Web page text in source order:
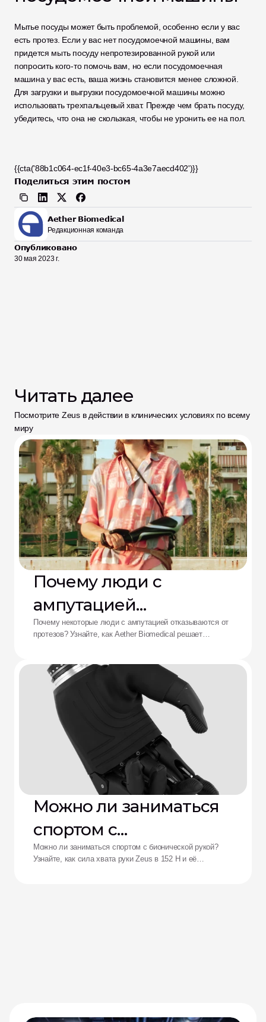
Мытье посуды может быть проблемой, особенно если у вас
есть протез. Если у вас нет посудомоечной машины, вам
придется мыть посуду непротезированной рукой или
попросить кого-то помочь вам, но если посудомоечная
машина у вас есть, ваша жизнь становится менее сложной.
Для загрузки и выгрузки посудомоечной машины можно
использовать трехпальцевый хват. Прежде чем брать посуду,
убедитесь, что она не скользкая, чтобы не уронить ее на пол.
{{cta('88b1c064-ec1f-40e3-bc65-4a3e7aecd402')}}
Поделиться этим постом
Aether Biomedical
Редакционная команда
Опубликовано
30 мая 2023 г.
Читать далее
Посмотрите Zeus в действии в клинических условиях по всему
миру
Почему люди с
ампутацией
отказываются от
Aether
Почему некоторые люди с ампутацией отказываются от
протезов? Узнайте, как Aether Biomedical решает
Можно ли заниматься
спортом с
бионической рукой?
Можно ли заниматься спортом с бионической рукой?
Узнайте, как сила хвата руки Zeus в 152 Н и её